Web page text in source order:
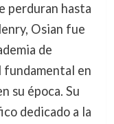
perduran hasta
Osian fue
de
fundamental en
su época. Su
dedicado a la